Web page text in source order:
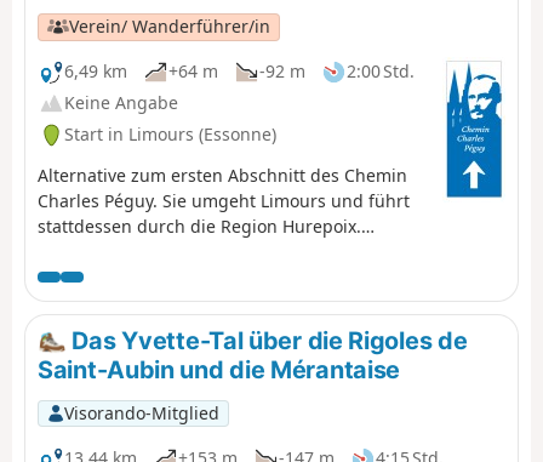
Verein/ Wanderführer/in
6,49 km
+64 m -92 m
2:00 Std.
Keine Angabe
Start in Limours (Essonne)
Alternative zum ersten Abschnitt des Chemin
Charles Péguy. Sie umgeht Limours und führt
stattdessen durch die Region Hurepoix.
les-Bains und eine landschaftlich reizvolle
Strecke.
Das Yvette-Tal über die Rigoles de
Saint-Aubin und die Mérantaise
Visorando-Mitglied